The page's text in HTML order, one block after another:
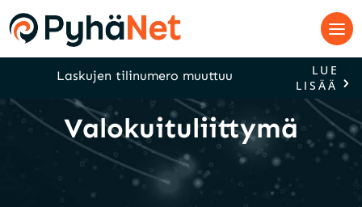
Laskujen tilinumero muuttuu
LUE
LISÄÄ
Valokuituliittymä